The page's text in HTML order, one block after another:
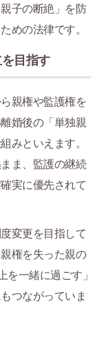
子の断絶」を防
めの法律です。
目指す
親権や監護権を
婚後の「単独親
みといえます。
ま、監護の継続
実に優先されて
変更を目指して
権を失った親の
を一緒に過ごす」
つながっていま